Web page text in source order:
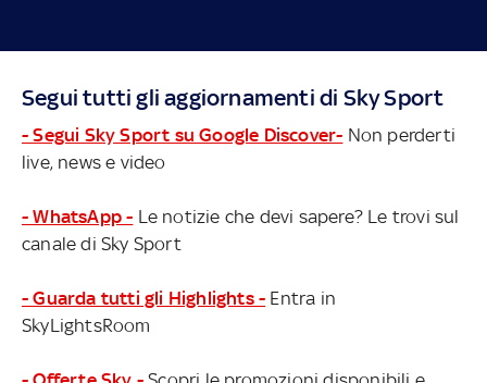
Segui tutti gli aggiornamenti di Sky Sport
- Segui Sky Sport su Google Discover- Non perderti
live, news e video
- WhatsApp - Le notizie che devi sapere? Le trovi sul
canale di Sky Sport
- Guarda tutti gli Highlights - Entra in
SkyLightsRoom